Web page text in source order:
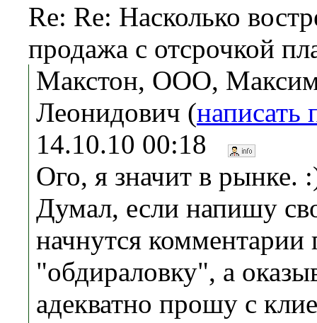
Re: Re: Насколько
продажа с отсрочкой
Макстон, ООО,
Леонидович (написать
14.10.10 00:18
Ого, я значит в рынке.
Думал, если напишу
начнутся комментарии
"обдираловку", а
адекватно прошу с